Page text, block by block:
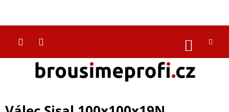
obsah
KOŠÍK